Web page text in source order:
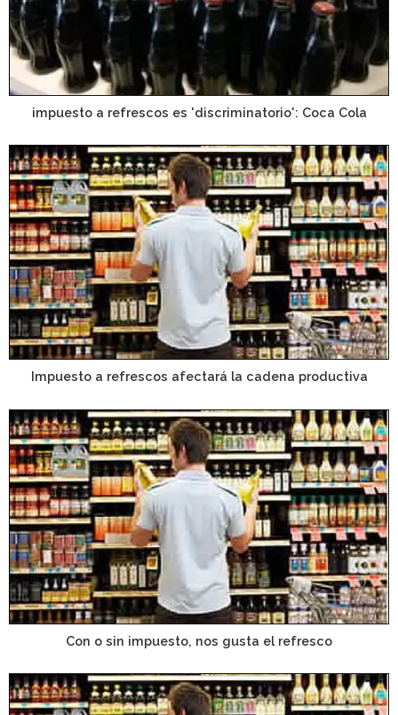
impuesto a refrescos es 'discriminatorio': Coca Cola
Impuesto a refrescos afectará la cadena productiva
Con o sin impuesto, nos gusta el refresco